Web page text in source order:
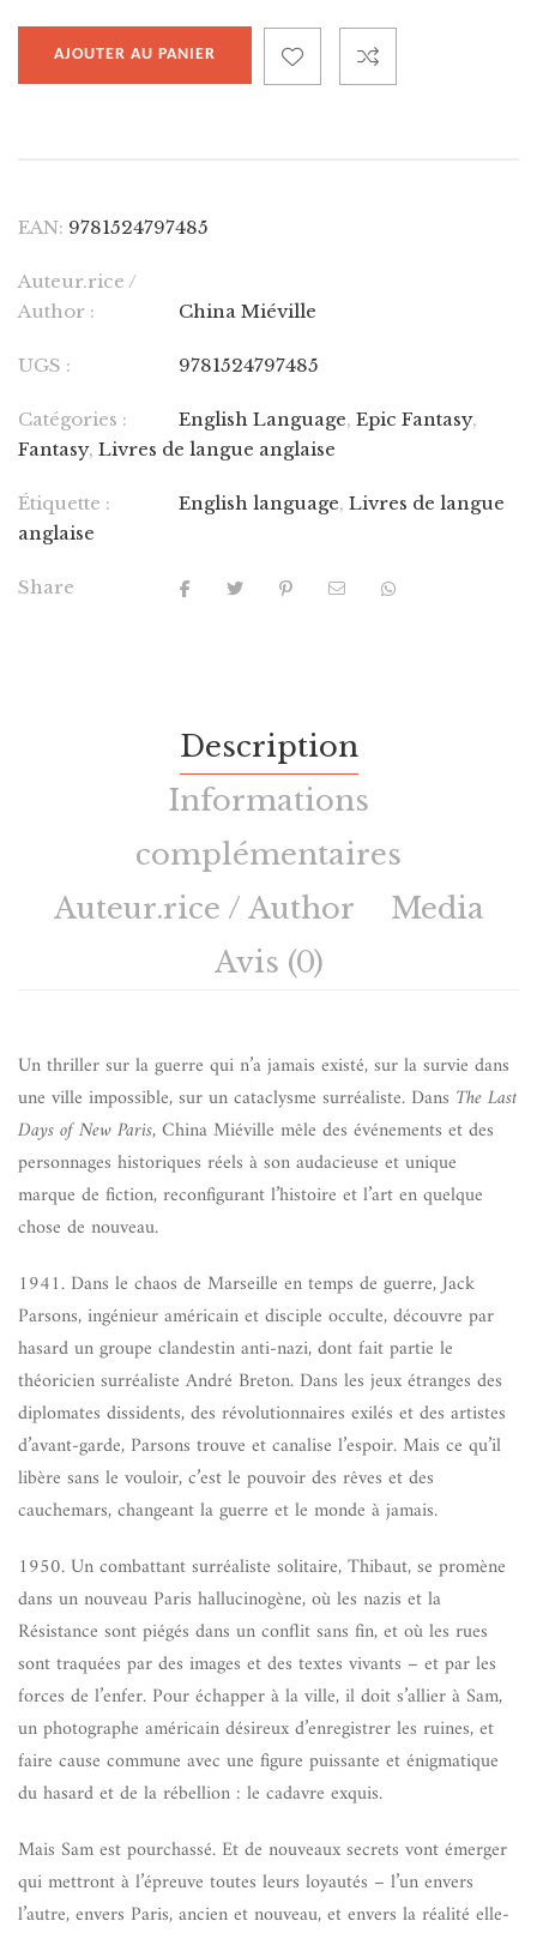
AJOUTER AU PANIER
EAN: 9781524797485
Auteur.rice /
Author :
China Miéville
UGS : 9781524797485
Catégories : English Language, Epic Fantasy,
Fantasy, Livres de langue anglaise
Étiquette : English language, Livres de langue
anglaise
Share
Description
Informations
complémentaires
Auteur.rice / Author
Media
Avis (0)
Un thriller sur la guerre qui n’a jamais existé, sur la survie dans
une ville impossible, sur un cataclysme surréaliste. Dans The Last
Days of New Paris, China Miéville mêle des événements et des
personnages historiques réels à son audacieuse et unique
marque de fiction, reconfigurant l’histoire et l’art en quelque
chose de nouveau.
1941. Dans le chaos de Marseille en temps de guerre, Jack
Parsons, ingénieur américain et disciple occulte, découvre par
hasard un groupe clandestin anti-nazi, dont fait partie le
théoricien surréaliste André Breton. Dans les jeux étranges des
diplomates dissidents, des révolutionnaires exilés et des artistes
d’avant-garde, Parsons trouve et canalise l’espoir. Mais ce qu’il
libère sans le vouloir, c’est le pouvoir des rêves et des
cauchemars, changeant la guerre et le monde à jamais.
1950. Un combattant surréaliste solitaire, Thibaut, se promène
dans un nouveau Paris hallucinogène, où les nazis et la
Résistance sont piégés dans un conflit sans fin, et où les rues
sont traquées par des images et des textes vivants – et par les
forces de l’enfer. Pour échapper à la ville, il doit s’allier à Sam,
un photographe américain désireux d’enregistrer les ruines, et
faire cause commune avec une figure puissante et énigmatique
du hasard et de la rébellion : le cadavre exquis.
Mais Sam est pourchassé. Et de nouveaux secrets vont émerger
qui mettront à l’épreuve toutes leurs loyautés – l’un envers
l’autre, envers Paris, ancien et nouveau, et envers la réalité elle-